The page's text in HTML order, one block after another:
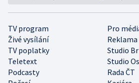
TV program
Pro
Živé vysílání
Reklama
TV poplatky
Studio
Teletext
Studio
Podcasty
Rada ČT